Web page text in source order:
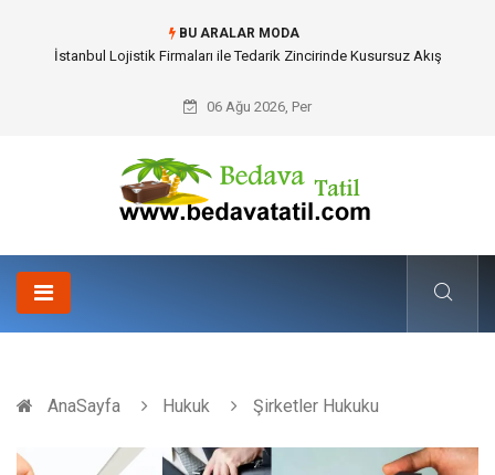
BU ARALAR MODA
Dalaman Bozburun Transfer: Seyahat Prestijinde Ve Zaman Yönetiminde
06 Ağu 2026, Per
AnaSayfa Hukuk Şirketler Hukuku